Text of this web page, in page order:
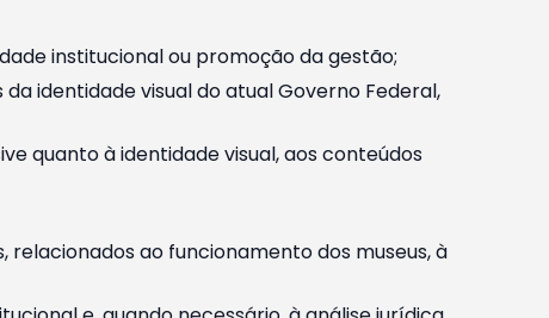
institucional ou promoção da gestão;
identidade visual do atual Governo Federal,
quanto à identidade visual, aos conteúdos
ao funcionamento dos museus, à